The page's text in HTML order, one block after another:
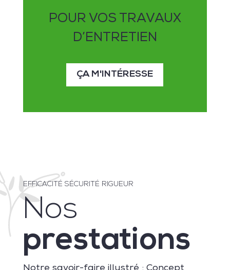
POUR VOS TRAVAUX
D’ENTRETIEN
ÇA M'INTÉRESSE
EFFICACITÉ SÉCURITÉ RIGUEUR
Nos
prestations